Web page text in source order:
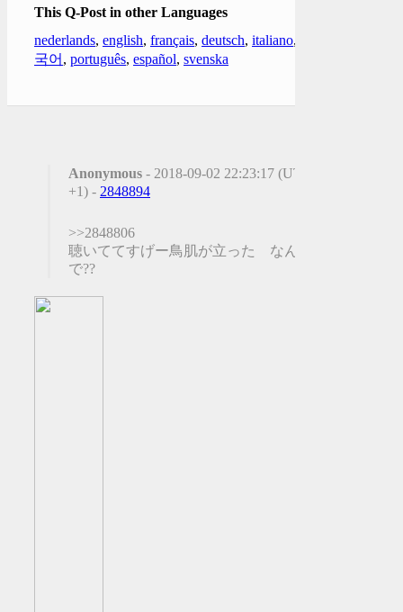
This Q-Post in other Languages
nederlands, english, français, deutsch, italiano,
국어 , português, español, svenska
Anonymous - 2018-09-02 22:23:17 (UTC
+1) - 2848894
>>2848806
聴いててすげー鳥肌が立った なん
で??